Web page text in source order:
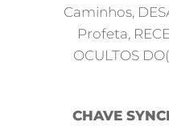
Caminhos,
Profeta,
OCULTOS
CHAVE